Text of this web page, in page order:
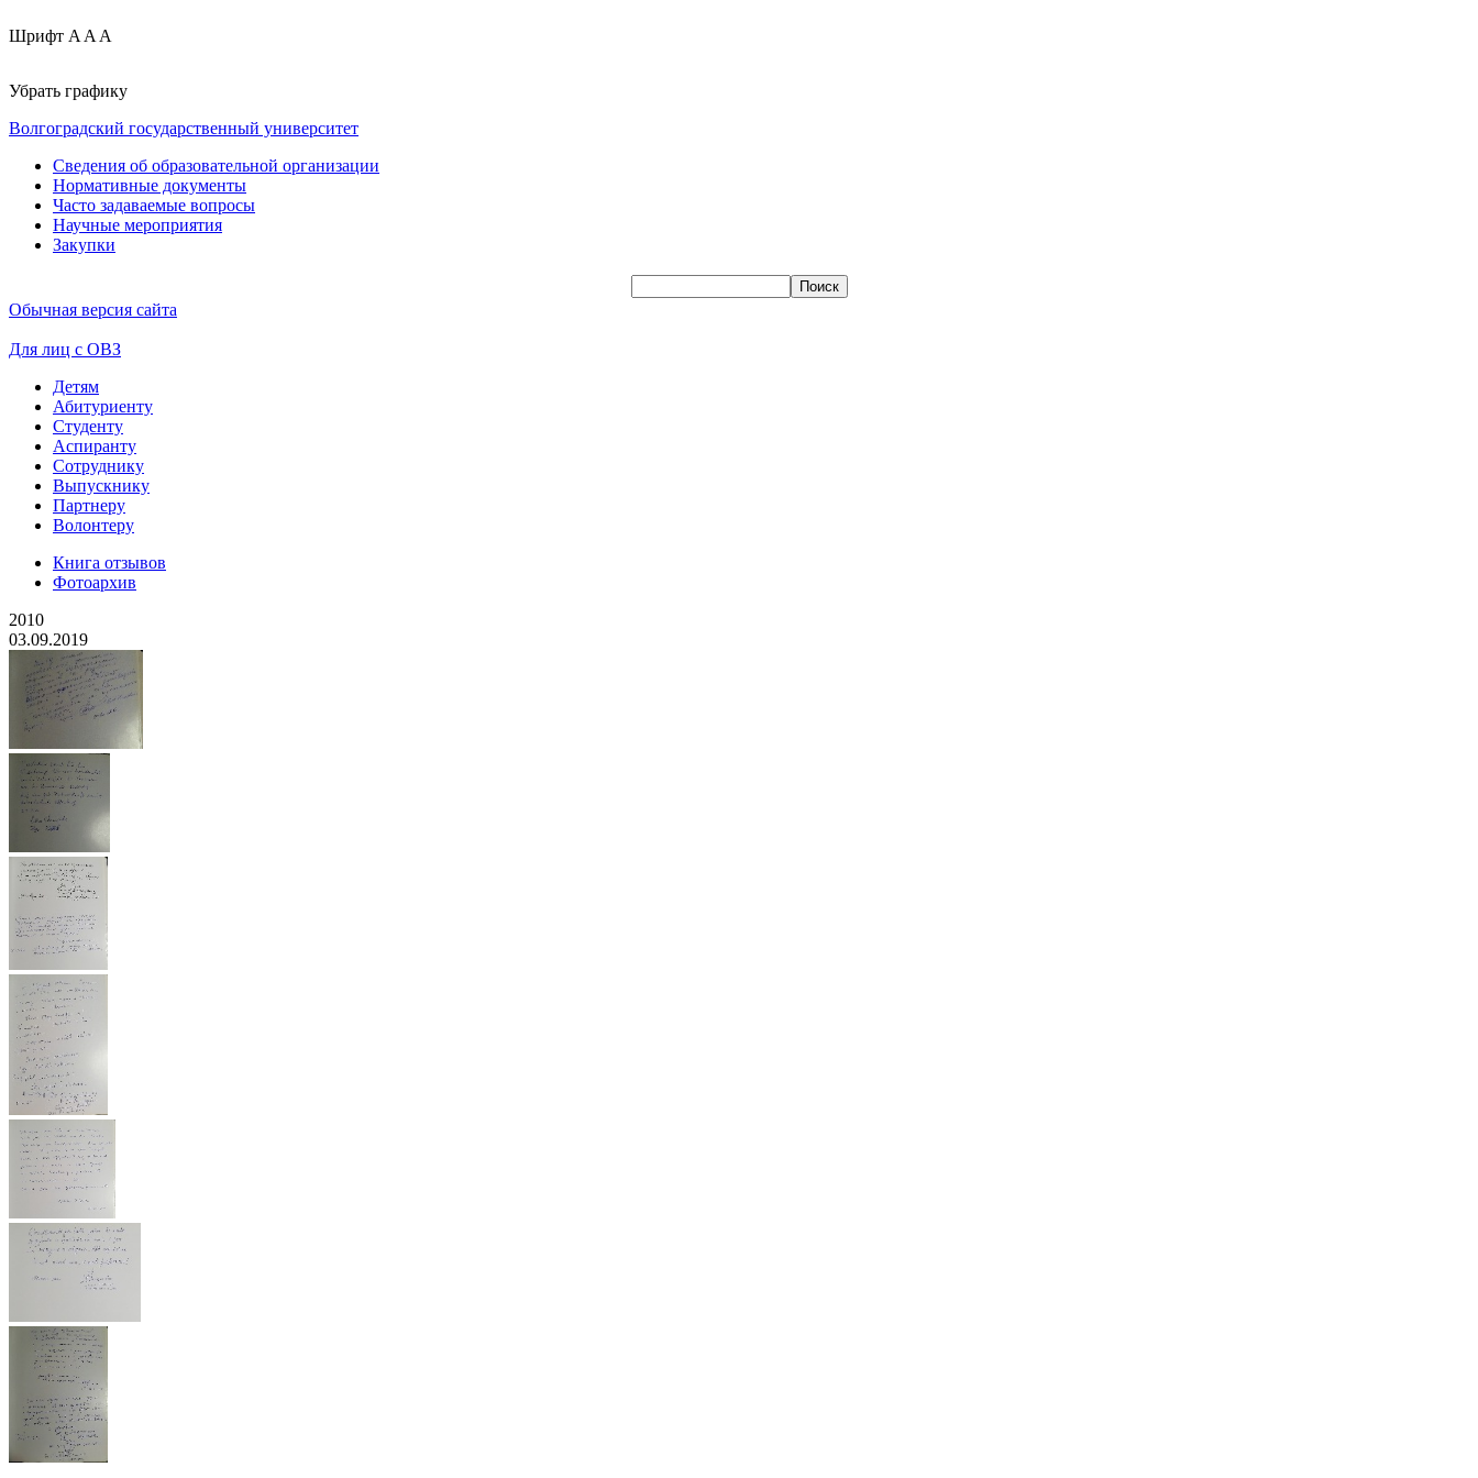
Шрифт A A A
Убрать графику
Волгоградский государственный университет
Сведения об образовательной организации
Нормативные документы
Часто задаваемые вопросы
Научные мероприятия
Закупки
Обычная версия сайта
Для лиц с ОВЗ
Детям
Абитуриенту
Студенту
Аспиранту
Сотруднику
Выпускнику
Партнеру
Волонтеру
Книга отзывов
Фотоархив
2010
03.09.2019